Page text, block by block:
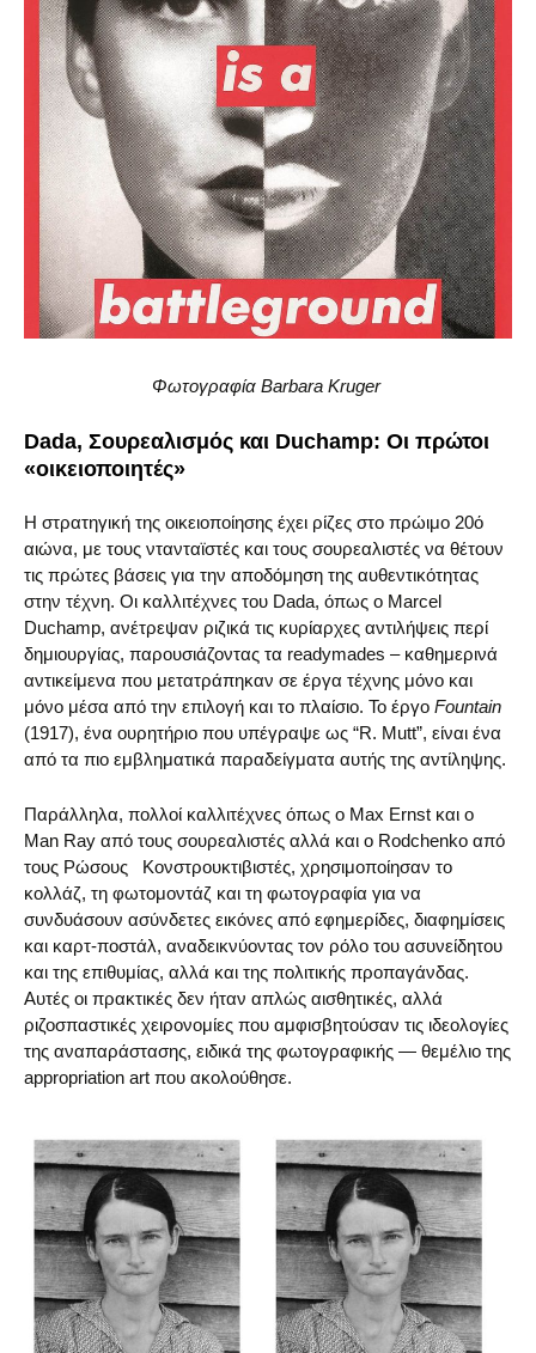
Φωτογραφία Barbara Kruger
Dada, Σουρεαλισμός και Duchamp: Οι πρώτοι
«οικειοποιητές»
Η στρατηγική της οικειοποίησης έχει ρίζες στο πρώιμο 20ό
αιώνα, με τους ντανταϊστές και τους σουρεαλιστές να θέτουν
τις πρώτες βάσεις για την αποδόμηση της αυθεντικότητας
στην τέχνη. Οι καλλιτέχνες του Dada, όπως ο Marcel
Duchamp, ανέτρεψαν ριζικά τις κυρίαρχες αντιλήψεις περί
δημιουργίας, παρουσιάζοντας τα readymades – καθημερινά
αντικείμενα που μετατράπηκαν σε έργα τέχνης μόνο και
μόνο μέσα από την επιλογή και το πλαίσιο. Το έργο Fountain
(1917), ένα ουρητήριο που υπέγραψε ως “R. Mutt”, είναι ένα
από τα πιο εμβληματικά παραδείγματα αυτής της αντίληψης.
Παράλληλα, πολλοί καλλιτέχνες όπως ο Max Ernst και ο
Man Ray από τους σουρεαλιστές αλλά και ο Rodchenko από
τους Ρώσους Κονστρουκτιβιστές, χρησιμοποίησαν το
κολλάζ, τη φωτομοντάζ και τη φωτογραφία για να
συνδυάσουν ασύνδετες εικόνες από εφημερίδες, διαφημίσεις
και καρτ-ποστάλ, αναδεικνύοντας τον ρόλο του ασυνείδητου
και της επιθυμίας, αλλά και της πολιτικής προπαγάνδας.
Αυτές οι πρακτικές δεν ήταν απλώς αισθητικές, αλλά
ριζοσπαστικές χειρονομίες που αμφισβητούσαν τις ιδεολογίες
της αναπαράστασης, ειδικά της φωτογραφικής — θεμέλιο της
appropriation art που ακολούθησε.